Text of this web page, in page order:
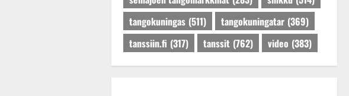
tangokuningas (511) tangokuningatar (369)
tanssiin.fi (317) tanssit (762) video (383)